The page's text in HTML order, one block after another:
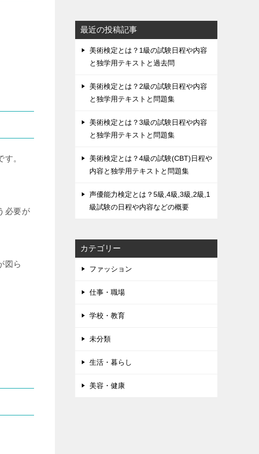
。
必要が
図ら
最近の投稿記事
美術検定とは？1級の試験日程や内容
と独学用テキストと過去問
美術検定とは？2級の試験日程や内容
と独学用テキストと問題集
美術検定とは？3級の試験日程や内容
と独学用テキストと問題集
美術検定とは？4級の試験(CBT)日程や
内容と独学用テキストと問題集
声優能力検定とは？5級,4級,3級,2級,1
級試験の日程や内容などの概要
カテゴリー
ファッション
仕事・職場
学校・教育
未分類
生活・暮らし
美容・健康